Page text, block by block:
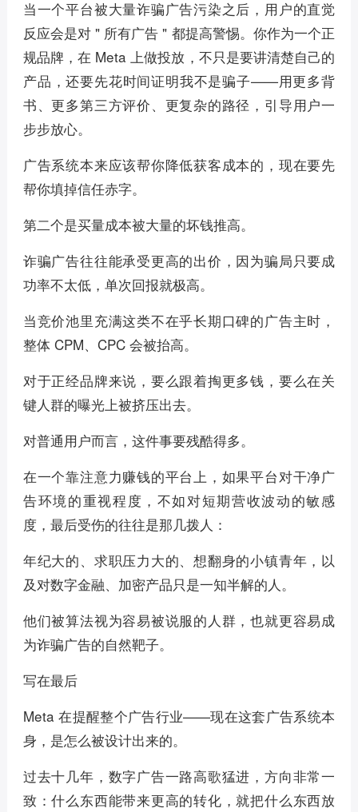
当一个平台被大量诈骗广告污染之后，用户的直觉
反应会是对 " 所有广告 " 都提高警惕。你作为一个正
规品牌，在 Meta 上做投放，不只是要讲清楚自己的
产品，还要先花时间证明我不是骗子——用更多背
书、更多第三方评价、更复杂的路径，引导用户一
步步放心。
广告系统本来应该帮你降低获客成本的，现在要先
帮你填掉信任赤字。
第二个是买量成本被大量的坏钱推高。
诈骗广告往往能承受更高的出价，因为骗局只要成
功率不太低，单次回报就极高。
当竞价池里充满这类不在乎长期口碑的广告主时，
整体 CPM、CPC 会被抬高。
对于正经品牌来说，要么跟着掏更多钱，要么在关
键人群的曝光上被挤压出去。
对普通用户而言，这件事要残酷得多。
在一个靠注意力赚钱的平台上，如果平台对干净广
告环境的重视程度，不如对短期营收波动的敏感
度，最后受伤的往往是那几拨人：
年纪大的、求职压力大的、想翻身的小镇青年，以
及对数字金融、加密产品只是一知半解的人。
他们被算法视为容易被说服的人群，也就更容易成
为诈骗广告的自然靶子。
写在最后
Meta 在提醒整个广告行业——现在这套广告系统本
身，是怎么被设计出来的。
过去十几年，数字广告一路高歌猛进，方向非常一
致：什么东西能带来更高的转化，就把什么东西放